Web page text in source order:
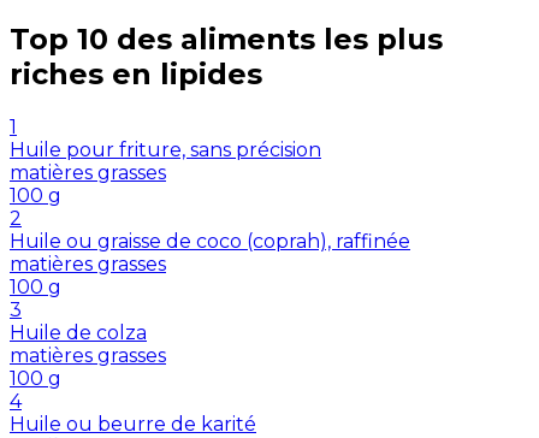
Top 10 des aliments les plus
riches en lipides
1
Huile pour friture, sans précision
matières grasses
100 g
2
Huile ou graisse de coco (coprah), raffinée
matières grasses
100 g
3
Huile de colza
matières grasses
100 g
4
Huile ou beurre de karité